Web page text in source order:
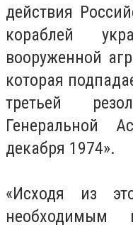
действия
кораблей
вооруженной
которая
третьей
Генеральной
декабря 1974».
«Исходя из
необходимым